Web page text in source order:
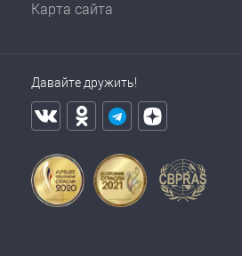
Карта сайта
Давайте дружить!